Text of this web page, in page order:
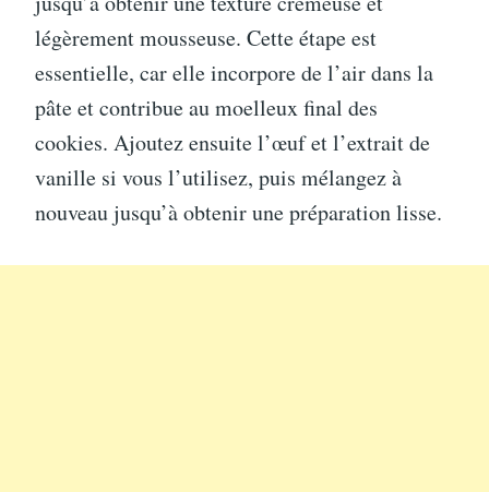
légèrement mousseuse. Cette étape est
essentielle, car elle incorpore de l’air dans la
pâte et contribue au moelleux final des
cookies. Ajoutez ensuite l’œuf et l’extrait de
vanille si vous l’utilisez, puis mélangez à
nouveau jusqu’à obtenir une préparation lisse.